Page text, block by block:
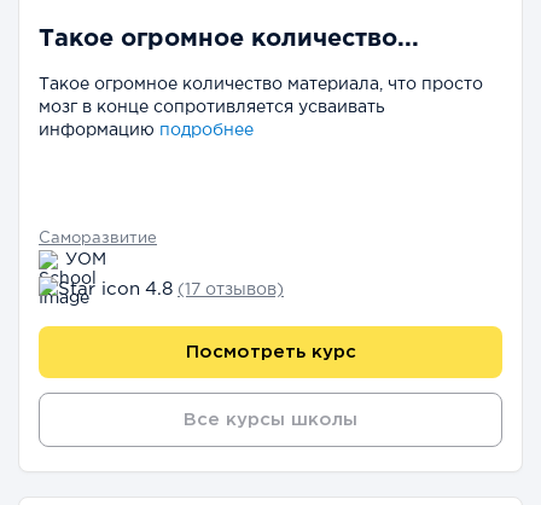
Такое огромное количество...
Такое огромное количество материала, что просто
мозг в конце сопротивляется усваивать
информацию подробнее
Саморазвитие
УОМ
4.8 (17 отзывов)
Посмотреть курс
Все курсы школы